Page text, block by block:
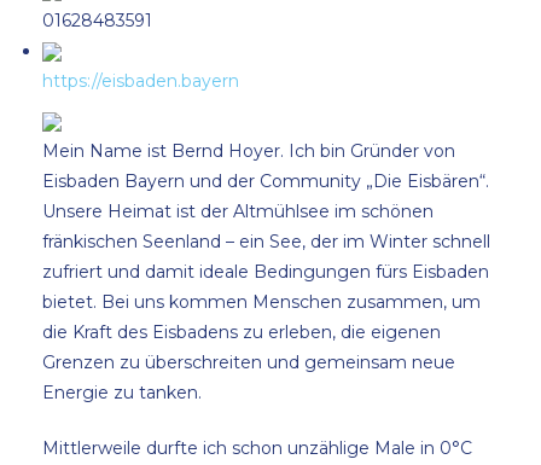
01628483591
https://eisbaden.bayern
Mein Name ist Bernd Hoyer. Ich bin Gründer von
Eisbaden Bayern und der Community „Die Eisbären“.
Unsere Heimat ist der Altmühlsee im schönen
fränkischen Seenland – ein See, der im Winter schnell
zufriert und damit ideale Bedingungen fürs Eisbaden
bietet. Bei uns kommen Menschen zusammen, um
die Kraft des Eisbadens zu erleben, die eigenen
Grenzen zu überschreiten und gemeinsam neue
Energie zu tanken.
Mittlerweile durfte ich schon unzählige Male in 0°C